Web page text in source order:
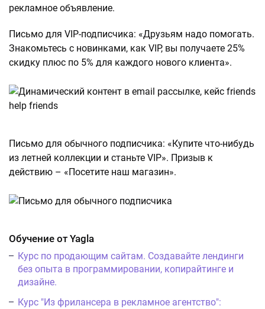
рекламное объявление.
Письмо для VIP-подписчика: «Друзьям надо помогать.
Знакомьтесь с новинками, как VIP, вы получаете 25%
скидку плюс по 5% для каждого нового клиента».
Письмо для обычного подписчика: «Купите что-нибудь
из летней коллекции и станьте VIP». Призыв к
действию – «Посетите наш магазин».
Обучение от Yagla
Курс по продающим сайтам. Создавайте лендинги
без опыта в программировании, копирайтинге и
дизайне.
Курс "Из фрилансера в рекламное агентство":